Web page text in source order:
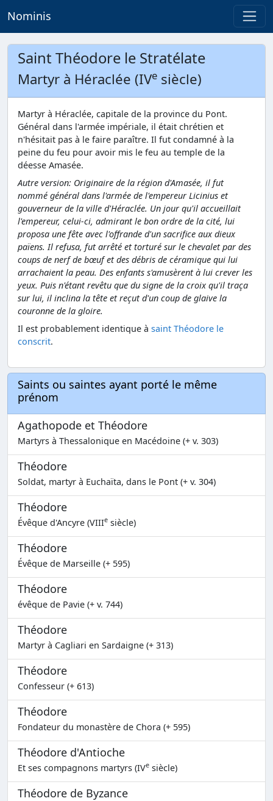
Nominis
Saint Théodore le Stratélate
Martyr à Héraclée (IVe siècle)
Martyr à Héraclée, capitale de la province du Pont.
Général dans l'armée impériale, il était chrétien et
n'hésitait pas à le faire paraître. Il fut condamné à la
peine du feu pour avoir mis le feu au temple de la
déesse Amasée.
Autre version: Originaire de la région d'Amasée, il fut
nommé général dans l'armée de l'empereur Licinius et
gouverneur de la ville d'Héraclée. Un jour qu'il accueillait
l'empereur, celui-ci, admirant le bon ordre de la cité, lui
proposa une fête avec l'offrande d'un sacrifice aux dieux
païens. Il refusa, fut arrêté et torturé sur le chevalet par des
coups de nerf de bœuf et des débris de céramique qui lui
arrachaient la peau. Des enfants s'amusèrent à lui crever les
yeux. Puis n'étant revêtu que du signe de la croix qu'il traça
sur lui, il inclina la tête et reçut d'un coup de glaive la
couronne de la gloire.
Il est probablement identique à saint Théodore le
conscrit.
Saints ou saintes ayant porté le même
prénom
Agathopode et Théodore
Martyrs à Thessalonique en Macédoine (+ v. 303)
Théodore
Soldat, martyr à Euchaïta, dans le Pont (+ v. 304)
Théodore
Évêque d'Ancyre (VIIIe siècle)
Théodore
Évêque de Marseille (+ 595)
Théodore
évêque de Pavie (+ v. 744)
Théodore
Martyr à Cagliari en Sardaigne (+ 313)
Théodore
Confesseur (+ 613)
Théodore
Fondateur du monastère de Chora (+ 595)
Théodore d'Antioche
Et ses compagnons martyrs (IVe siècle)
Théodore de Byzance